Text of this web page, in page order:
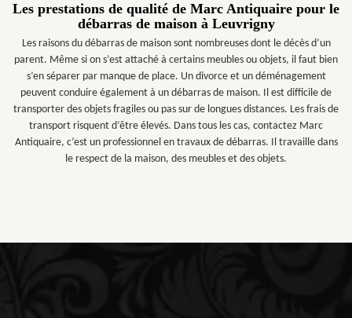
Les prestations de qualité de Marc Antiquaire pour le
débarras de maison à Leuvrigny
Les raisons du débarras de maison sont nombreuses dont le décès d’un
parent. Même si on s’est attaché à certains meubles ou objets, il faut bien
s’en séparer par manque de place. Un divorce et un déménagement
peuvent conduire également à un débarras de maison. Il est difficile de
transporter des objets fragiles ou pas sur de longues distances. Les frais de
transport risquent d’être élevés. Dans tous les cas, contactez Marc
Antiquaire, c’est un professionnel en travaux de débarras. Il travaille dans
le respect de la maison, des meubles et des objets.